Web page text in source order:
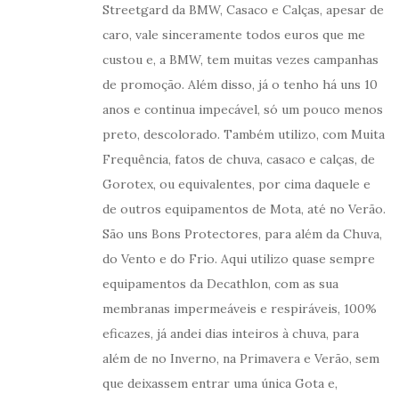
Streetgard da BMW, Casaco e Calças, apesar de
caro, vale sinceramente todos euros que me
custou e, a BMW, tem muitas vezes campanhas
de promoção. Além disso, já o tenho há uns 10
anos e continua impecável, só um pouco menos
preto, descolorado. Também utilizo, com Muita
Frequência, fatos de chuva, casaco e calças, de
Gorotex, ou equivalentes, por cima daquele e
de outros equipamentos de Mota, até no Verão.
São uns Bons Protectores, para além da Chuva,
do Vento e do Frio. Aqui utilizo quase sempre
equipamentos da Decathlon, com as sua
membranas impermeáveis e respiráveis, 100%
eficazes, já andei dias inteiros à chuva, para
além de no Inverno, na Primavera e Verão, sem
que deixassem entrar uma única Gota e,